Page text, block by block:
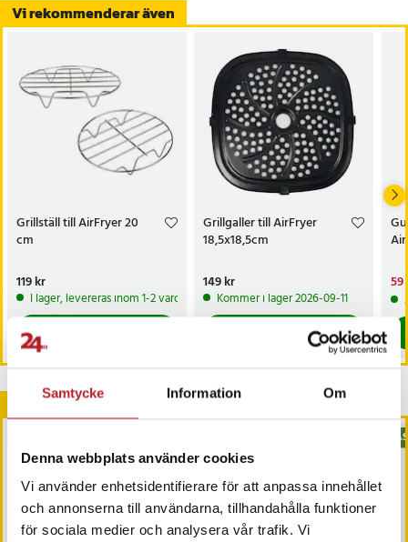
Samtycke Information Om
Denna webbplats använder cookies
Vi använder enhetsidentifierare för att anpassa innehållet
och annonserna till användarna, tillhandahålla funktioner
för sociala medier och analysera vår trafik. Vi
Vi rekommenderar även
Grillställ till AirFryer 20
cm
Pris:119 kr
119 kr
I lager, levereras inom 1-2 vardagar
Grillgaller till AirFryer
18,5x18,5cm
Pris:149 kr
149 kr
Kommer i lager 2026-09-11
59
59
Andra köpte också